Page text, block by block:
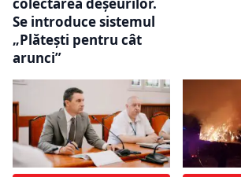
Se introduce sistemul
„Plătești pentru cât
arunci”